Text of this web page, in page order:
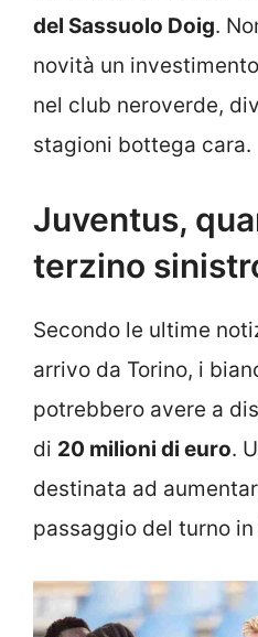
del Sassuolo Doig.
novità un
nel club neroverde,
stagioni bottega cara.
Juventus,
terzino
Secondo le ultime
arrivo da Torino, i
potrebbero avere a
di 20 milioni di euro.
destinata ad
passaggio del turno